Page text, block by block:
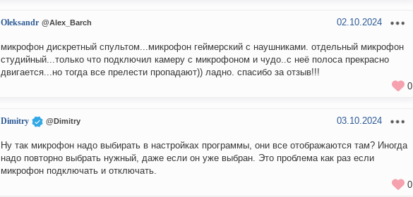
Oleksandr @Alex_Barch 02.10.2024
микрофон дискретный спультом...микрофон геймерский с наушниками. отдельный микрофон
студийный...только что подключил камеру с микрофоном и чудо..с неё полоса прекрасно
двигается...но тогда все прелести пропадают)) ладно. спасибо за отзыв!!!
0
Dimitry @Dimitry 03.10.2024
Ну так микрофон надо выбирать в настройках программы, они все отображаются там? Иногда
надо повторно выбрать нужный, даже если он уже выбран. Это проблема как раз если
микрофон подключать и отключать.
0